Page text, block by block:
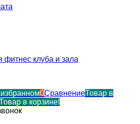
клуба и зала
0СравнениеТовар в
в корзине!